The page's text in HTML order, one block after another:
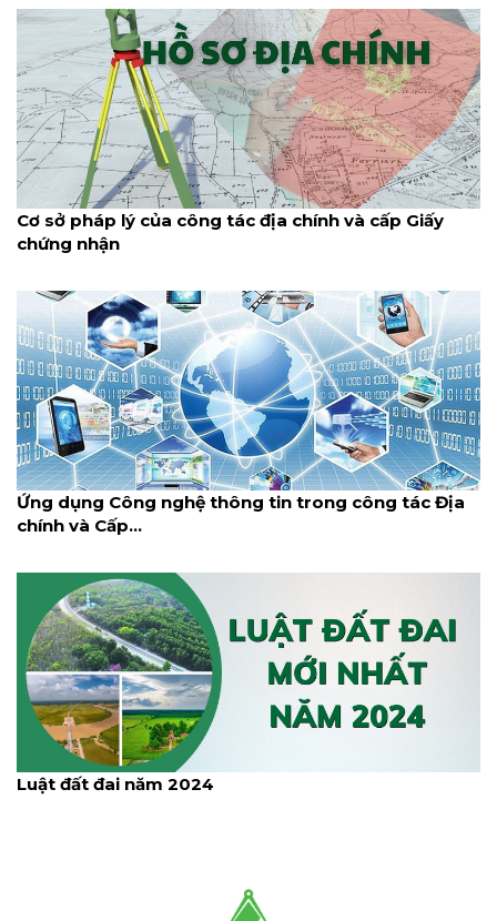
Cơ sở pháp lý của công tác địa chính và cấp Giấy
chứng nhận
Ứng dụng Công nghệ thông tin trong công tác Địa
chính và Cấp...
Luật đất đai năm 2024